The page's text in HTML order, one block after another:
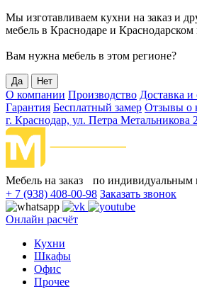
Мы изготавливаем кухни на заказ и
мебель в Краснодаре и Краснодарском
Вам нужна мебель в этом регионе?
Да Нет
О компании Производство Доставка и
Гарантия Бесплатный замер Отзывы о
г. Краснодар, ул. Петра Метальникова
Мебель на заказ по индивидуальным
+ 7 (938) 408-00-98 Заказать звонок
Онлайн расчёт
Кухни
Шкафы
Офис
Прочее